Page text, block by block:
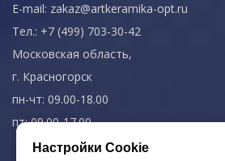
E-mail: zakaz@artkeramika-opt.ru
Тел.: +7 (499) 703-30-42
Московская область,
г. Красногорск
пн-чт: 09.00-18.00
пт: 09.00-17.00
Настройки Cookie